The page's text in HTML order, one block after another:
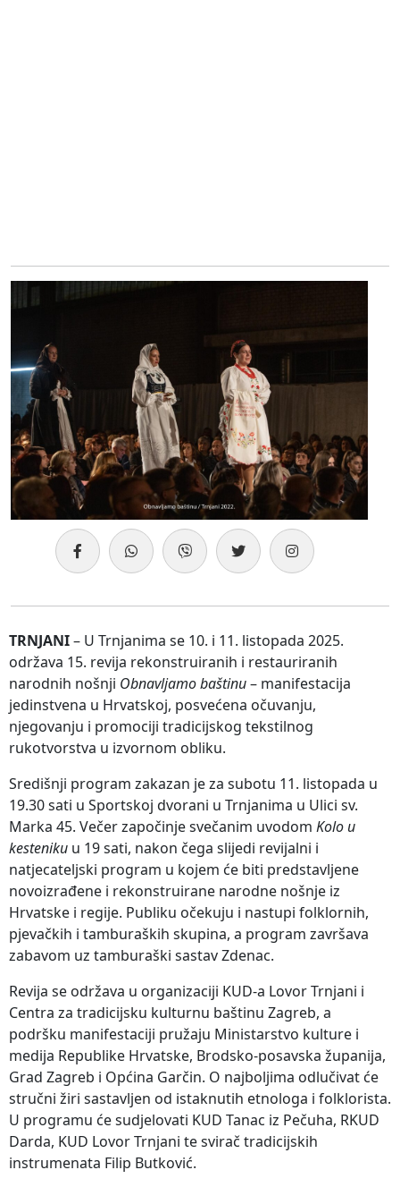
TRNJANI– U Trnjanima se 10. i 11. listopada 2025.
održava 15. revija rekonstruiranih i restauriranih
narodnih nošnji Obnavljamo baštinu– manifestacija
jedinstvena u Hrvatskoj, posvećena očuvanju,
njegovanju i promociji tradicijskog tekstilnog
rukotvorstva u izvornom obliku.
Središnji program zakazan je za subotu 11. listopada u
19.30 sati u Sportskoj dvorani u Trnjanima u Ulici sv.
Marka 45. Večer započinje svečanim uvodom Kolo u
kesteniku u 19 sati, nakon čega slijedi revijalni i
natjecateljski program u kojem će biti predstavljene
novoizrađene i rekonstruirane narodne nošnje iz
Hrvatske i regije. Publiku očekuju i nastupi folklornih,
pjevačkih i tamburaških skupina, a program završava
zabavom uz tamburaški sastav Zdenac.
Revija se održava u organizaciji KUD-a Lovor Trnjani i
Centra za tradicijsku kulturnu baštinu Zagreb, a
podršku manifestaciji pružaju Ministarstvo kulture i
medija Republike Hrvatske, Brodsko-posavska županija,
Grad Zagreb i Općina Garčin. O najboljima odlučivat će
stručni žiri sastavljen od istaknutih etnologa i folklorista.
U programu će sudjelovati KUD Tanac iz Pečuha, RKUD
Darda, KUD Lovor Trnjani te svirač tradicijskih
instrumenata Filip Butković.